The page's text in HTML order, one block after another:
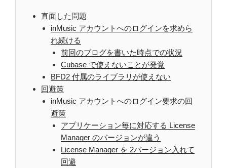
直面した問題
inMusic アカウントへのログインを求めら
れ続ける
前回のブログを書いた時点での状況
Cubase で使えないことが発覚
BFD2 付属のライブラリが使えない
回避策
inMusic アカウントへのログイン要求の回
避策
アプリケーション毎に対応する License
Manager のバージョンが違う
License Manager を 2バージョン入れて
回避